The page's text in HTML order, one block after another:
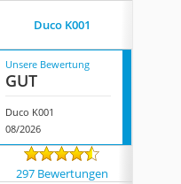
Duco K001
Unsere Bewertung
GUT
Duco K001
08/2026
297 Bewertungen